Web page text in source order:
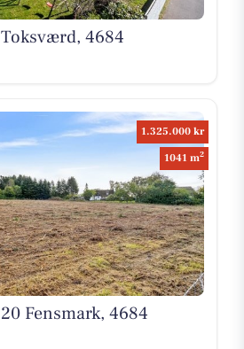
Toksværd, 4684
1.325.000 kr
1041 m2
Fensmark, 4684